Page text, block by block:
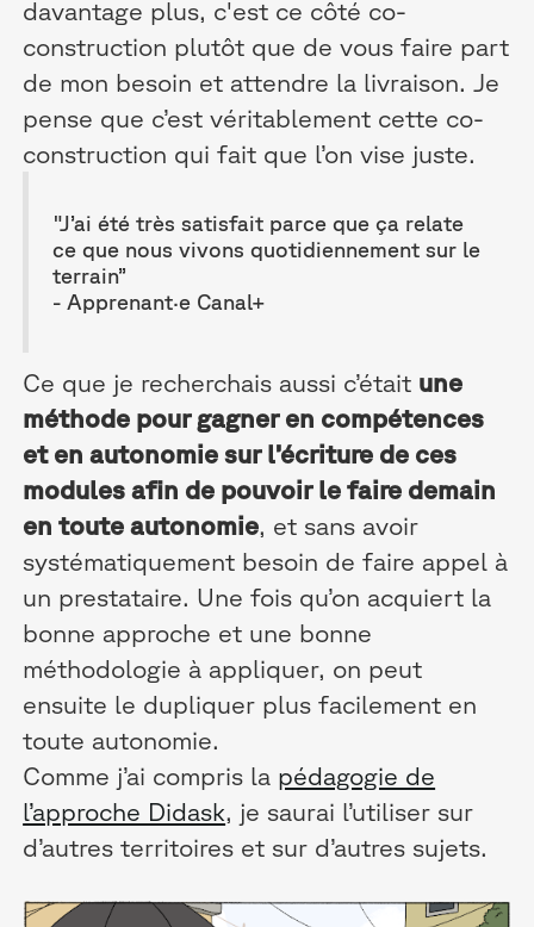
davantage plus, c'est ce côté co-
construction plutôt que de vous faire part
de mon besoin et attendre la livraison. Je
pense que c’est véritablement cette co-
construction qui fait que l’on vise juste.
"J’ai été très satisfait parce que ça relate
ce que nous vivons quotidiennement sur le
terrain”
- Apprenant·e Canal+
Ce que je recherchais aussi c’était une
méthode pour gagner en compétences
et en autonomie sur l’écriture de ces
modules afin de pouvoir le faire demain
en toute autonomie, et sans avoir
systématiquement besoin de faire appel à
un prestataire. Une fois qu’on acquiert la
bonne approche et une bonne
méthodologie à appliquer, on peut
ensuite le dupliquer plus facilement en
toute autonomie.
Comme j’ai compris la pédagogie de
l’approche Didask, je saurai l’utiliser sur
d’autres territoires et sur d’autres sujets.